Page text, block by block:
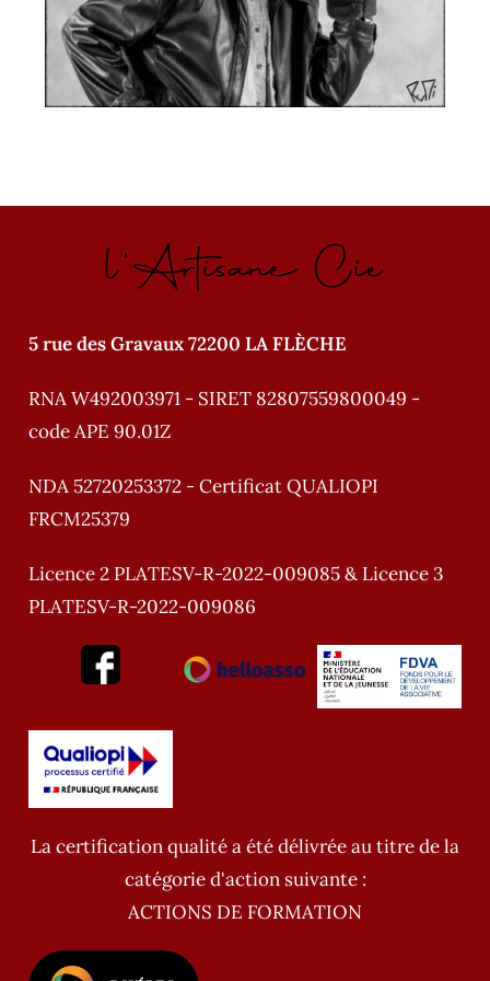
l'Artisane Cie
5 rue des Gravaux 72200 LA FLÈCHE
RNA W492003971 - SIRET 82807559800049 -
code APE 90.01Z
NDA 52720253372 - Certificat QUALIOPI
FRCM25379
Licence 2 PLATESV-R-2022-009085 & Licence 3
PLATESV-R-2022-009086
La certification qualité a été délivrée au titre de la
catégorie d'action suivante :
ACTIONS DE FORMATION